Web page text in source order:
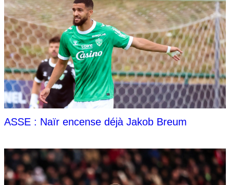
ASSE : Naïr encense déjà Jakob Breum